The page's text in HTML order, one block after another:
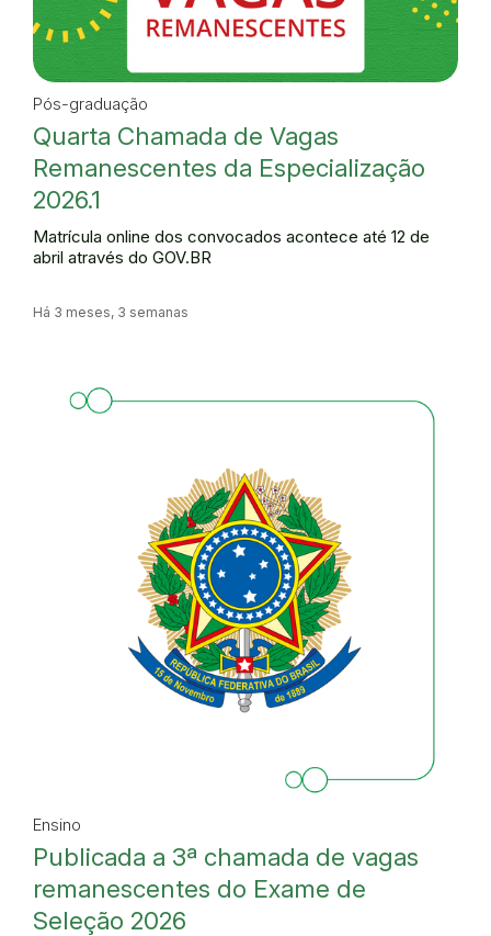
Pós-graduação
Quarta Chamada de Vagas
Remanescentes da Especialização
2026.1
Matrícula online dos convocados acontece até 12 de
abril através do GOV.BR
Há 3 meses, 3 semanas
Ensino
Publicada a 3ª chamada de vagas
remanescentes do Exame de
Seleção 2026